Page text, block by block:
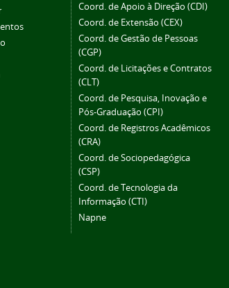
Coord. de Apoio à Direção (CDI)
Coord. de Extensão (CEX)
Coord. de Gestão de Pessoas
(CGP)
Coord. de Licitações e Contratos
(CLT)
Coord. de Pesquisa, Inovação e
Pós-Graduação (CPI)
Coord. de Registros Acadêmicos
(CRA)
Coord. de Sociopedagógica
(CSP)
Coord. de Tecnologia da
Informação (CTI)
Napne